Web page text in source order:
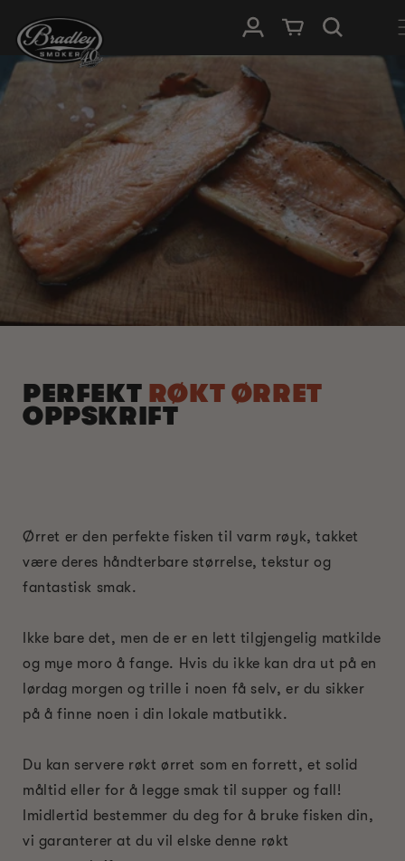
INNHOLDET
Logg InnHandlevogn
PERFEKT RØKT ØRRET
OPPSKRIFT
Ørret er den perfekte fisken til varm røyk, takket
være deres håndterbare størrelse, tekstur og
fantastisk smak.
Ikke bare det, men de er en lett tilgjengelig matkilde
og mye moro å fange. Hvis du ikke kan dra ut på en
lørdag morgen og trille i noen få selv, er du sikker
på å finne noen i din lokale matbutikk.
Du kan servere røkt ørret som en forrett, et solid
måltid eller for å legge smak til supper og fall!
Imidlertid bestemmer du deg for å bruke fisken din,
vi garanterer at du vil elske denne røkt